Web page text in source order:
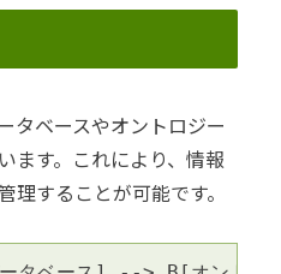
タベースやオントロジー
ます。これにより、情報
理することが可能です。